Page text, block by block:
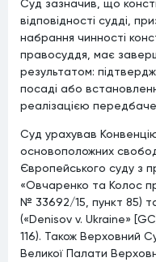
Суд зазначив, що
відповідності судді,
набрання чинності
правосуддя, має
результатом:
посаді або
реалізацією
Суд урахував
основоположних
Європейського суду з
«Овчаренко та Колос
№ 33692/15, пункт 85)
(«Denisov v. Ukraine»
116). Також Верховний
Великої Палати